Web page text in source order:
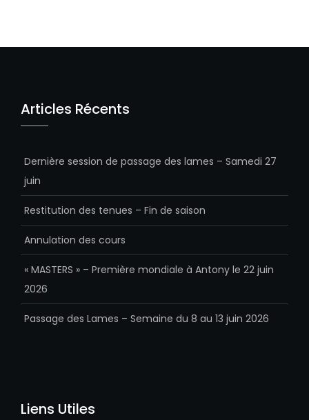
Articles Récents
Dernière session de passage des lames – Samedi 27
juin
Restitution des tenues – Fin de saison
Annulation des cours
« MASTERS » – Première mondiale à Antony le 22 juin
2026
Passage des Lames – Semaine du 8 au 13 juin 2026
Liens Utiles